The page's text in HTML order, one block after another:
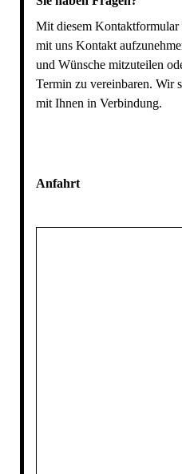
Mit diesem
mit uns Kontakt
und Wünsche mitzuteilen
Termin zu vereinbaren. Wir
mit Ihnen in Verbindung.
Anfahrt